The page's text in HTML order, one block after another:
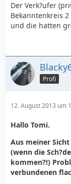
Der Verk?ufer
Bekanntenkreis
und die hatten
Profi
12. August 2013 um
Hallo Tomi.
Aus meiner
(wenn die
kommen?!)
verbundenen